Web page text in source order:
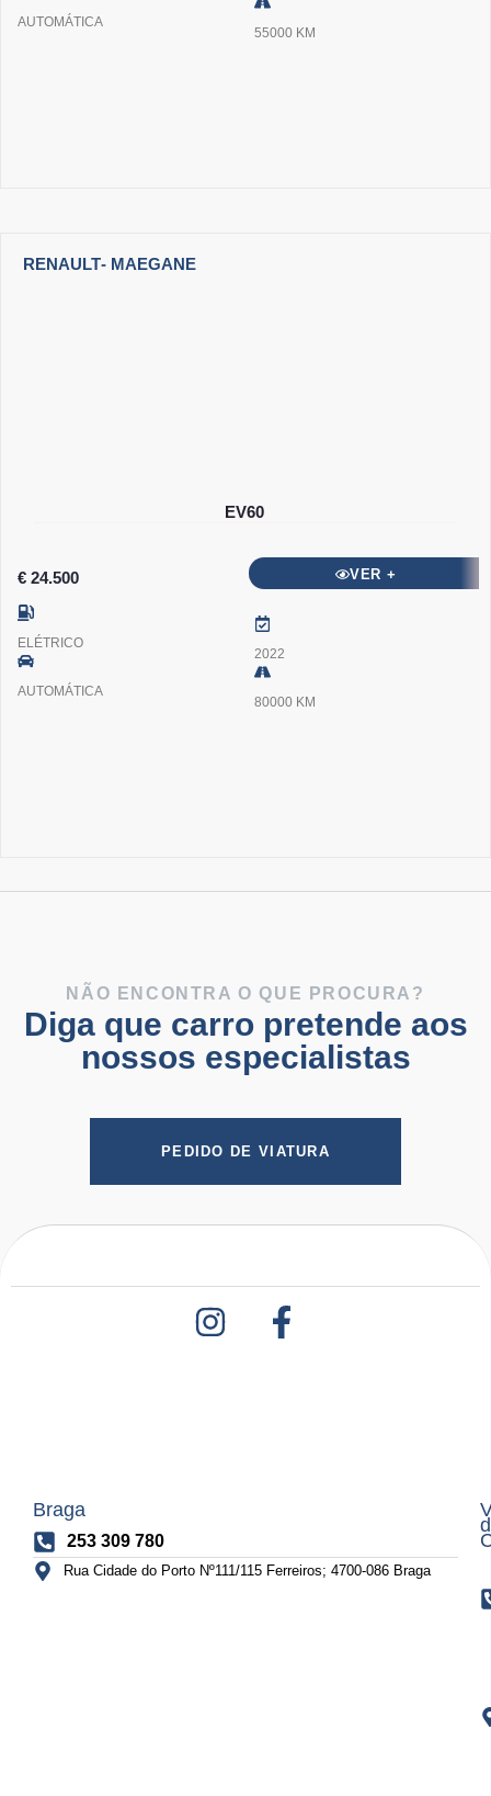
AUTOMÁTICA
55000 KM
RENAULT- MAEGANE
EV60
€ 24.500 VER +
ELÉTRICO
AUTOMÁTICA
2022
80000 KM
NÃO ENCONTRA O QUE PROCURA?
Diga que carro pretende aos
nossos especialistas
PEDIDO DE VIATURA
Braga
253 309 780
Rua Cidade do Porto Nº111/115 Ferreiros; 4700-086 Braga